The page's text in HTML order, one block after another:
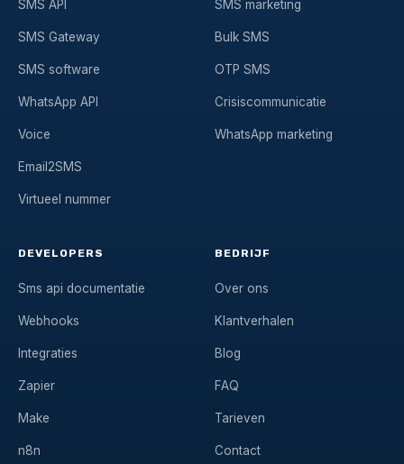
SMS API
SMS Gateway
SMS software
WhatsApp API
Voice
Email2SMS
Virtueel nummer
SMS marketing
Bulk SMS
OTP SMS
Crisiscommunicatie
WhatsApp marketing
DEVELOPERS
Sms api documentatie
Webhooks
Integraties
Zapier
Make
n8n
BEDRIJF
Over ons
Klantverhalen
Blog
FAQ
Tarieven
Contact